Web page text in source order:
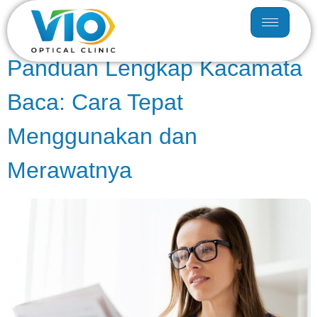
Hari:29 Oktober 2025
Panduan Lengkap Kacamata
Baca: Cara Tepat
Menggunakan dan
Merawatnya